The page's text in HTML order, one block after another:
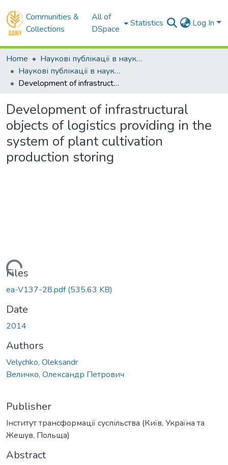
Communities &
Collections
All of
DSpace
Statistics Log In
Home
Наукові публікації в наукометричних базах Scopus та Web of Science
Наукові публікації в наукометричній базі Scopus
Development of infrastructural objects of logistics providing in the system of plant cultivation production storing
Development of infrastructural
objects of logistics providing in the
system of plant cultivation
production storing
Files
ea-V137-28.pdf(535.63 KB)
Date
2014
Authors
Velychko, Oleksandr
Величко, Олександр Петрович
Publisher
Інститут трансформації суспільства (Київ, Україна та
Жешув, Польща)
Abstract